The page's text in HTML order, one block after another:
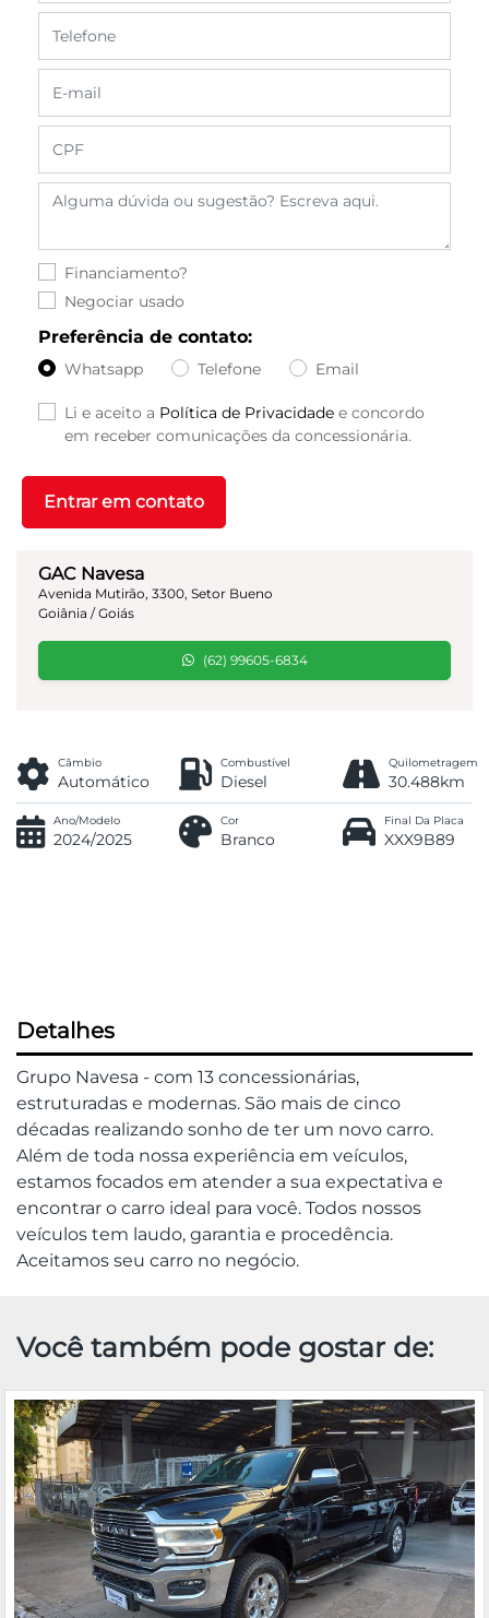
GAC Navesa
Avenida Mutirão, 3300, Setor Bueno
Goiânia / Goiás
(62) 99605-6834
Financiamento?
Negociar usado
Preferência de contato:
Whatsapp Telefone Email
Li e aceito a Política de Privacidade e concordo
em receber comunicações da concessionária.
Entrar em contato
Câmbio
Automático
Combustível
Diesel
Quilometragem
30.488km
Ano/Modelo
2024/2025
Cor
Branco
Final Da Placa
XXX9B89
Detalhes
Grupo Navesa - com 13 concessionárias,
estruturadas e modernas. São mais de cinco
décadas realizando sonho de ter um novo carro.
Além de toda nossa experiência em veículos,
estamos focados em atender a sua expectativa e
encontrar o carro ideal para você. Todos nossos
veículos tem laudo, garantia e procedência.
Aceitamos seu carro no negócio.
Você também pode gostar de: